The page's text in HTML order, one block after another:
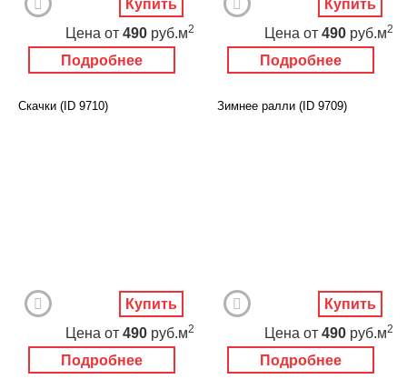
Подробнее
Цена от 490 руб.м2
Купить
Подробнее
Цена от 490 руб.м2
Купить
Скачки (ID 9710)
Подробнее
Цена от 490 руб.м2
Купить
Зимнее ралли (ID 9709)
Подробнее
Цена от 490 руб.м2
Купить